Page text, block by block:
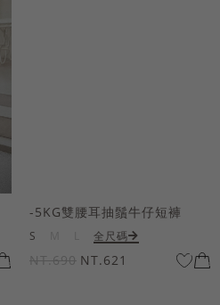
-5KG雙腰耳抽鬚牛仔短褲
S 全尺碼
NT.690 NT.621